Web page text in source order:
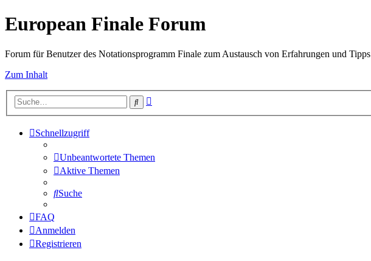
European Finale Forum
Forum für Benutzer des Notationsprogramm Finale zum Austausch von Erfahrungen und Tipps
Zum Inhalt
Suche
Schnellzugriff
Unbeantwortete Themen
Aktive Themen
Suche
FAQ
Anmelden
Registrieren